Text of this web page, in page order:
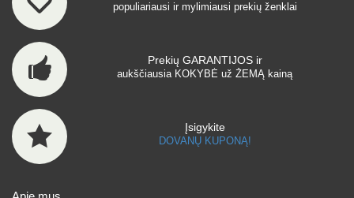
populiariausi ir mylimiausi prekių ženklai
Prekių GARANTIJOS ir
aukščiausia KOKYBĖ už ŽEMĄ kainą
Įsigykite
DOVANŲ KUPONĄ!